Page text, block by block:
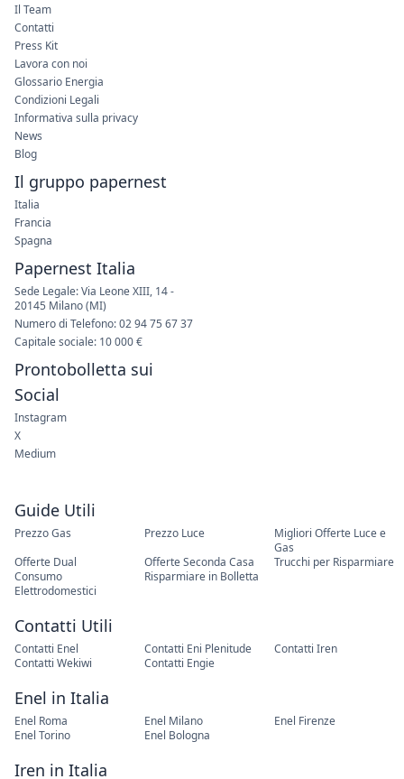
Guide Utili
Prezzo Gas Prezzo Luce
Migliori Offerte Luce e
Gas
Offerte Dual
Offerte Seconda Casa
Trucchi per Risparmiare
Consumo
Elettrodomestici
Risparmiare in Bolletta
Contatti Utili
Contatti Enel Contatti Eni Plenitude
Contatti Iren
Contatti Wekiwi
Contatti Engie
Enel in Italia
Enel Roma Enel Milano
Enel Firenze
Enel Torino
Enel Bologna
Iren in Italia
Il Team
Contatti
Press Kit
Lavora con noi
Glossario Energia
Condizioni Legali
Informativa sulla privacy
News
Blog
Il gruppo papernest
Italia
Francia
Spagna
Papernest Italia
Sede Legale: Via Leone XIII, 14 -
20145 Milano (MI)
Numero di Telefono: 02 94 75 67 37
Capitale sociale: 10 000 €
Prontobolletta sui
Social
Instagram
X
Medium